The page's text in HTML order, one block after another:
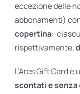
eccezione delle
abbonamenti)
copertina:
rispettivamente,
L’Ares Gift Card è
scontati esenza